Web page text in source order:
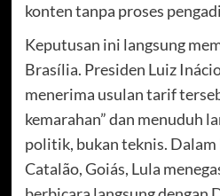
konten tanpa proses
Keputusan ini langsung
Brasília. Presiden Luiz
menerima usulan tarif
kemarahan” dan menuduh
politik, bukan teknis. Dalam
Catalão, Goiás, Lula